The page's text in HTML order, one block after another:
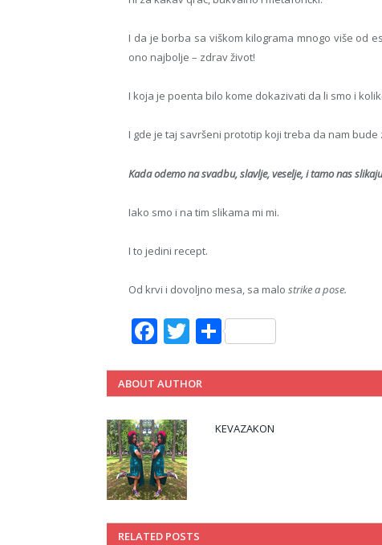
I da je borba sa viškom kilograma mnogo više od
ono najbolje – zdrav život!
I koja je poenta bilo kome dokazivati da li smo i
I gde je taj savršeni prototip koji treba da nam bude
Kada odemo na svadbu, slavlje, veselje, i tamo nas
Iako smo i na tim slikama mi mi.
I to jedini recept.
Od krvi i dovoljno mesa, sa malostrike a pose.
Facebook
Twitter
Share
ABOUT AUTHOR
KEVAZAKON
RELATED POSTS